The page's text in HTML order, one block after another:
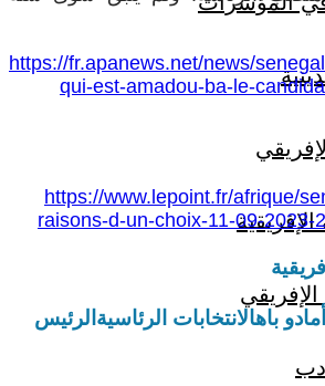
الإفريقي
https://fr.apanews.net/news/
qui-est-amadou-ba-le-
https://www.lepoint.fr/afrique/
raisons-d-un-choix-11-09-2023-
أمادو باهالانتخابات الرئاسية الرئيس